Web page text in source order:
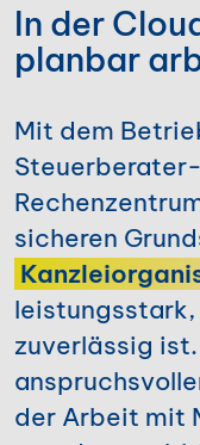
In der
planbar
Mit dem
sicheren
zuverlässig
der Arbeit mit